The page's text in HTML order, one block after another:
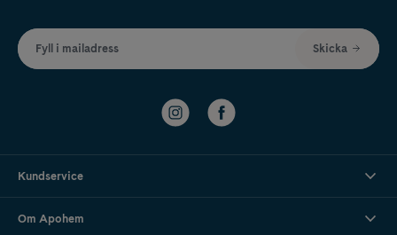
Fyll i mailadress Skicka
Kundservice
Om Apohem